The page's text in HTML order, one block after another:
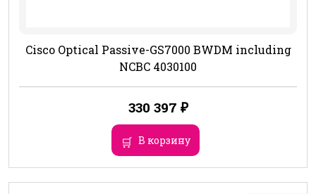
Cisco Optical Passive-GS7000 BWDM including
NCBC 4030100
330 397 ₽
В корзину